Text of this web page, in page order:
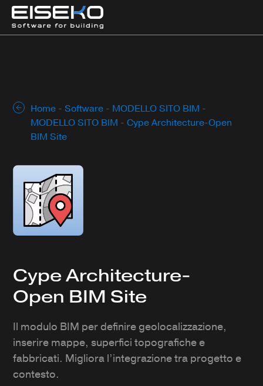
Home -Software - MODELLO SITO BIM -
MODELLO SITO BIM - Cype Architecture-Open
BIM Site
Cype Architecture-
Open BIM Site
Il modulo BIM per definire geolocalizzazione,
inserire mappe, superfici topografiche e
fabbricati. Migliora l’integrazione tra progetto e
contesto.